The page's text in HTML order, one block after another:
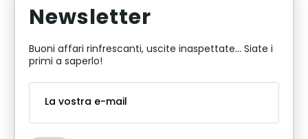
Newsletter
Buoni affari rinfrescanti, uscite inaspettate... Siate i
primi a saperlo!